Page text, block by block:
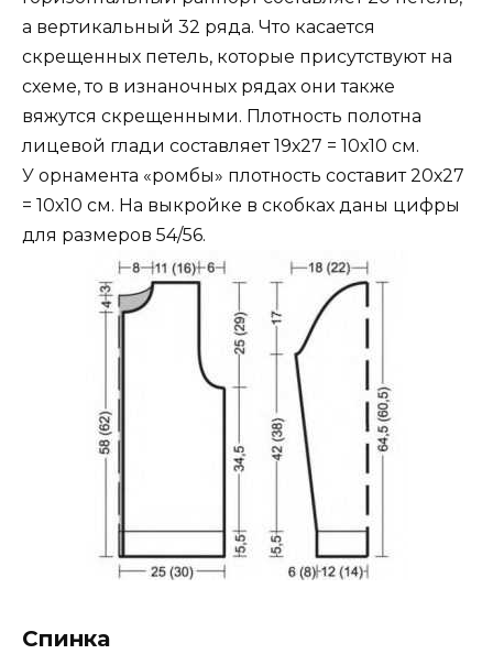
а вертикальный 32 ряда. Что касается
скрещенных петель, которые присутствуют на
схеме, то в изнаночных рядах они также
вяжутся скрещенными. Плотность полотна
лицевой глади составляет 19х27 = 10х10 см.
У орнамента «ромбы» плотность составит 20х27
= 10х10 см. На выкройке в скобках даны цифры
для размеров 54/56.
Спинка